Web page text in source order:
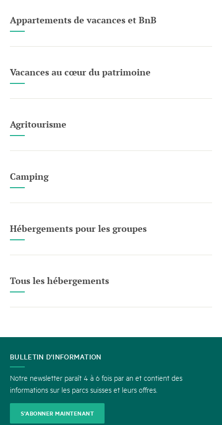
Appartements de vacances et BnB
Vacances au cœur du patrimoine
Agritourisme
Camping
Hébergements pour les groupes
Tous les hébergements
CONTACT
BULLETIN D'INFORMATION
Notre newsletter paraît 4 à 6 fois par an et contient des
informations sur les parcs suisses et leurs offres.
S'ABONNER MAINTENANT